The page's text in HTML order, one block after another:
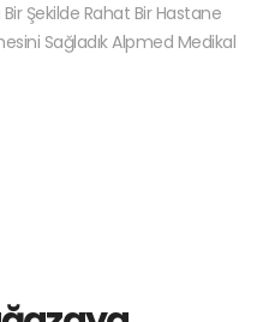
Bir Şekilde Rahat Bir Hastane
Sağladık Alpmed Medikal